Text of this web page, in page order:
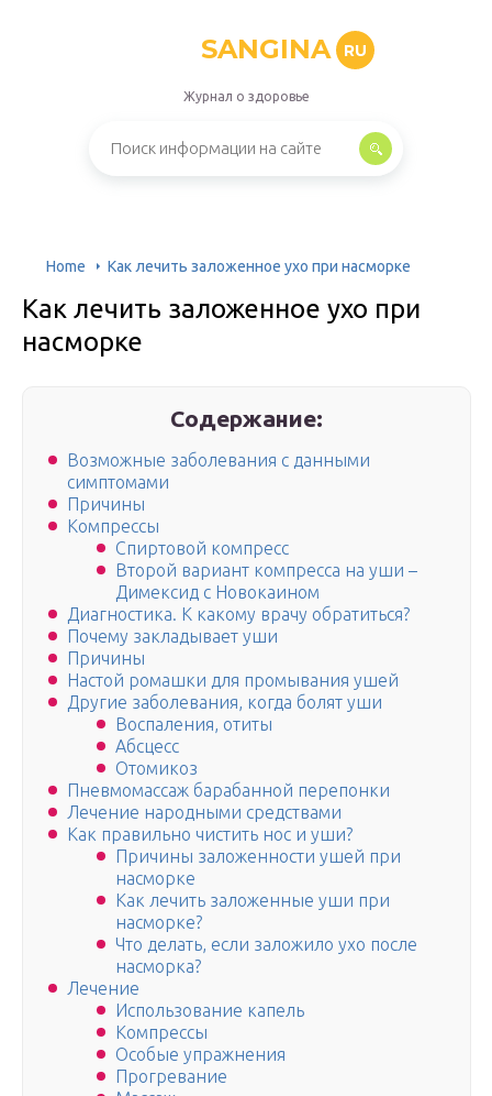
SANGINA RU
Журнал о здоровье
Home Как лечить заложенное ухо при насморке
Как лечить заложенное ухо при
насморке
Содержание:
Возможные заболевания с данными
симптомами
Причины
Компрессы
Спиртовой компресс
Второй вариант компресса на уши –
Димексид с Новокаином
Диагностика. К какому врачу обратиться?
Почему закладывает уши
Причины
Настой ромашки для промывания ушей
Другие заболевания, когда болят уши
Воспаления, отиты
Абсцесс
Отомикоз
Пневмомассаж барабанной перепонки
Лечение народными средствами
Как правильно чистить нос и уши?
Причины заложенности ушей при
насморке
Как лечить заложенные уши при
насморке?
Что делать, если заложило ухо после
насморка?
Лечение
Использование капель
Компрессы
Особые упражнения
Прогревание